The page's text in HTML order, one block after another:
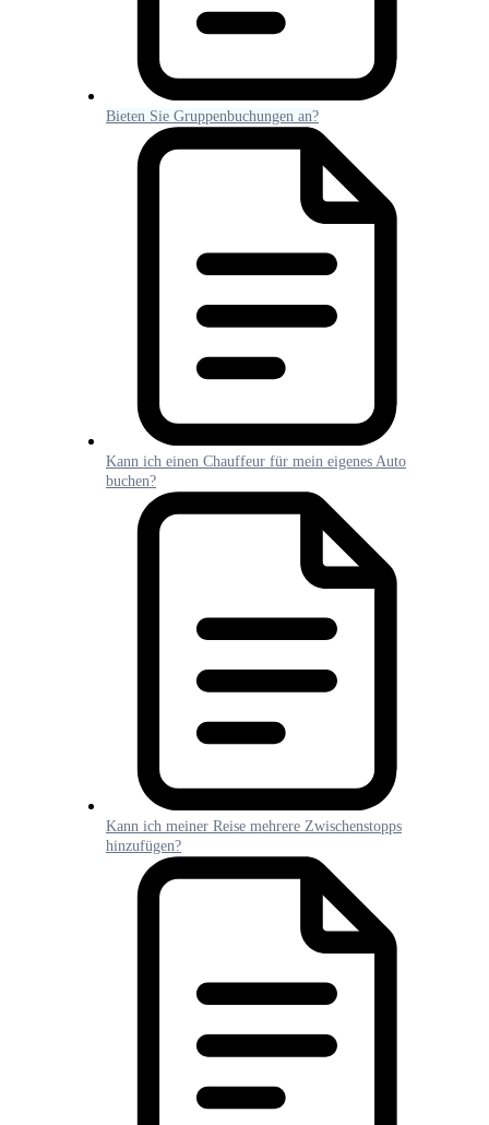
Bieten Sie Gruppenbuchungen an?
Kann ich einen Chauffeur für mein eigenes Auto
buchen?
Kann ich meiner Reise mehrere Zwischenstopps
hinzufügen?